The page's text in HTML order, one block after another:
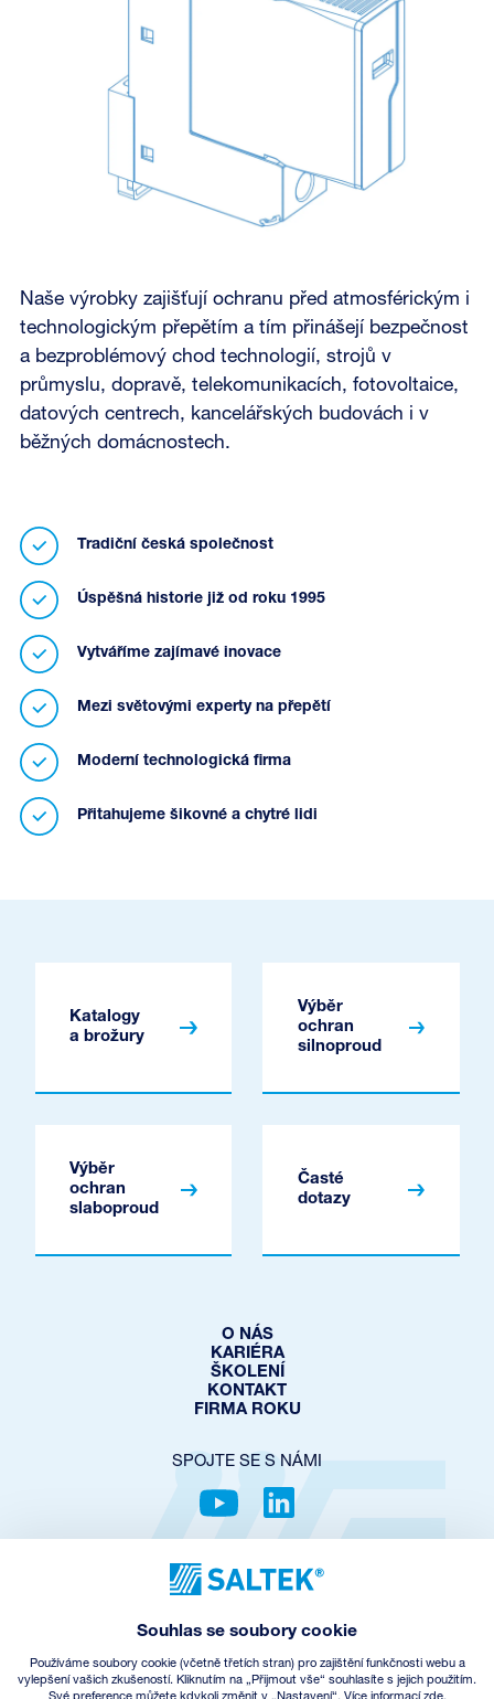
Naše výrobky zajišťují ochranu před atmosférickým i
technologickým přepětím a tím přinášejí bezpečnost
a bezproblémový chod technologií, strojů v
průmyslu, dopravě, telekomunikacích, fotovoltaice,
datových centrech, kancelářských budovách i v
běžných domácnostech.
Tradiční česká společnost
Úspěšná historie již od roku 1995
Vytváříme zajímavé inovace
Mezi světovými experty na přepětí
Moderní technologická firma
Přitahujeme šikovné a chytré lidi
Katalogy
a brožury
Výběr
ochran
silnoproud
Výběr
ochran
slaboproud
Časté
dotazy
O NÁS
KARIÉRA
ŠKOLENÍ
KONTAKT
FIRMA ROKU
SPOJTE SE S NÁMI
OCHRANA SOUKROMÍ
COOKIES POLICY
OBCHODNÍ PODMÍNKY
Souhlas se soubory cookie
Používáme soubory cookie (včetně třetích stran) pro zajištění funkčnosti webu a
vylepšení vašich zkušeností. Kliknutím na „Přijmout vše“ souhlasíte s jejich použitím.